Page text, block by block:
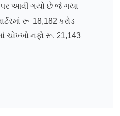
પર આવી ગયો છે જે ગયા
રૂ. 18,182 કરોડ
ચોખ્ખો નફો રૂ. 21,143